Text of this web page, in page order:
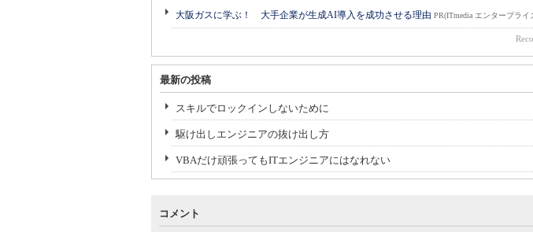
大阪ガスに学ぶ！ 大手企業が生成AI導入を成功させる理由 PR(ITmedia エンタープライ
最新の投稿
スキルでロックインしないために
駆け出しエンジニアの抜け出し方
VBAだけ頑張ってもITエンジニアにはなれない
コメント